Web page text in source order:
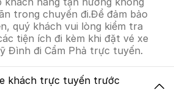
trong chuyến đi.Để đảm bảo
quý khách vui lòng kiểm tra
tiện ích đi kèm khi đặt vé xe
Đình đi Cẩm Phả trực tuyến.
khách trực tuyến trước